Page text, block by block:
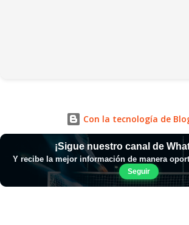
Con la tecnología de
¡Sigue nuestro canal de
Y recibe la mejor información de manera
Seguir